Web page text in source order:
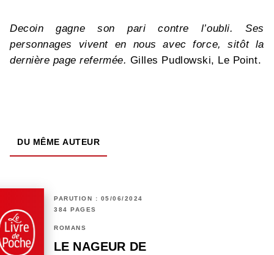
Decoin gagne son pari contre l’oubli. Ses
personnages vivent en nous avec force, sitôt la
dernière page refermée. Gilles Pudlowski, Le Point.
DU MÊME AUTEUR
PARUTION : 05/06/2024
384 PAGES
ROMANS
LE NAGEUR DE